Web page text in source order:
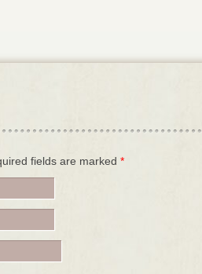
fields are marked *